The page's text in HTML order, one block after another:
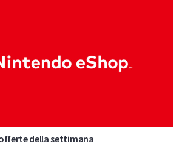
della settimana